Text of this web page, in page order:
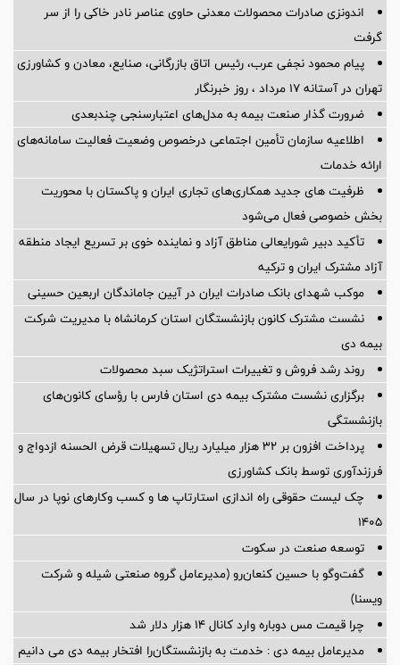
اندونزی صادرات محصولات معدنی حاوی عناصر نادر خاکی را از سر
گرفت
پیام محمود نجفی عرب، رئیس اتاق بازرگانی، صنایع، معادن و کشاورزی
تهران در آستانه 17 مرداد ، روز خبرنگار
ضرورت گذار صنعت بیمه به مدل‌های اعتبارسنجی چندبعدی
اطلاعیه سازمان تأمین اجتماعی درخصوص وضعیت فعالیت سامانه‌های
ارائه خدمات
ظرفیت های جدید همکاری‌های تجاری ایران و پاکستان با محوریت
بخش خصوصی فعال می‌شود
تأکید دبیر شورایعالی مناطق آزاد و نماینده خوی بر تسریع ایجاد منطقه
آزاد مشترک ایران و ترکیه
موکب شهدای بانک صادرات ایران در آیین جاماندگان اربعین حسینی
نشست مشترک کانون بازنشستگان استان کرمانشاه با مدیریت شرکت
بیمه دی
روند رشد فروش و تغییرات استراتژیک سبد محصولات
برگزاری نشست مشترک بیمه دی استان فارس با رؤسای کانون‌های
بازنشستگی
پرداخت افزون بر 32 هزار میلیارد ریال تسهیلات قرض الحسنه ازدواج و
فرزندآوری توسط بانک کشاورزی
چک لیست حقوقی راه اندازی استارتاپ ها و کسب وکارهای نوپا در سال
۱۴۰۵
توسعه صنعت در سکوت
گفت‌وگو با حسین كنعان‌رو (مدیرعامل گروه صنعتی شیله و شركت
ویسنا)
چرا قیمت مس دوباره وارد کانال ۱۴ هزار دلار شد
مدیرعامل بیمه دی : خدمت به بازنشستگان‌را افتخار بیمه دی می دانیم